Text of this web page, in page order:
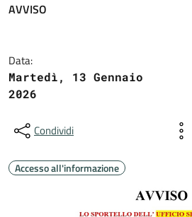
AVVISO
Data:
Martedì, 13 Gennaio
2026
Condividi
Accesso all'informazione